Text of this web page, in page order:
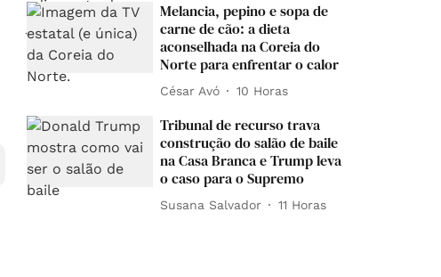
Melancia, pepino e sopa de
carne de cão: a dieta
aconselhada na Coreia do
Norte para enfrentar o calor
César Avó 10 Horas
Tribunal de recurso trava
construção do salão de baile
na Casa Branca e Trump leva
o caso para o Supremo
Susana Salvador 11 Horas